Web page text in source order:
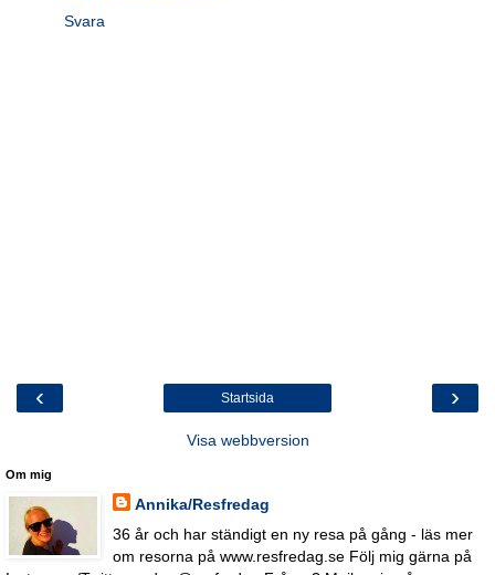
Svara
‹ ›
Startsida
Visa webbversion
Om mig
Annika/Resfredag
36 år och har ständigt en ny resa på gång - läs mer
om resorna på www.resfredag.se Följ mig gärna på